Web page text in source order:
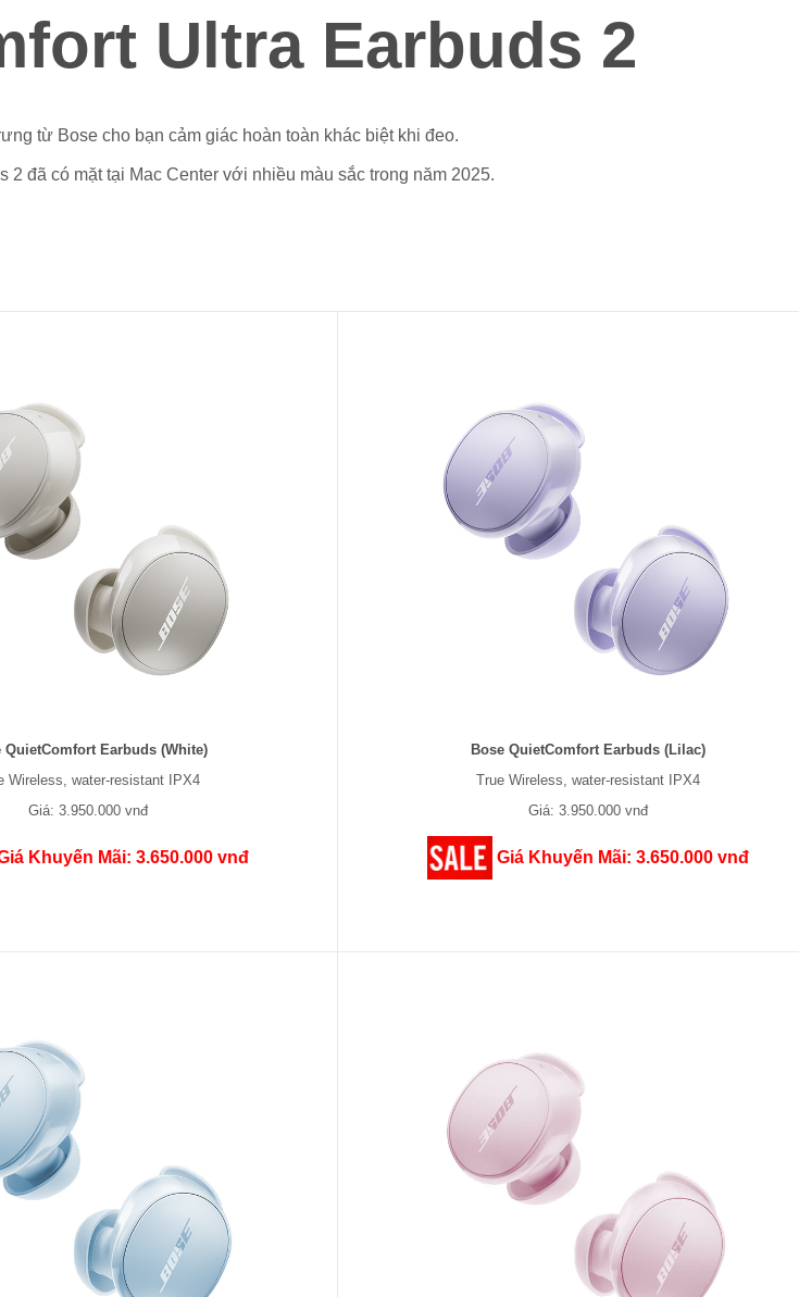
Ultra Earbuds 2
từ Bose cho bạn cảm giác hoàn toàn khác biệt khi đeo.
2 đã có mặt tại Mac Center với nhiều màu sắc trong năm 2025.
QuietComfort Earbuds (White)
Wireless, water-resistant IPX4
Giá: 3.950.000 vnđ
Khuyến Mãi: 3.650.000 vnđ
Bose QuietComfort Earbuds (Lilac)
True Wireless, water-resistant IPX4
Giá: 3.950.000 vnđ
Giá Khuyến Mãi: 3.650.000 vnđ